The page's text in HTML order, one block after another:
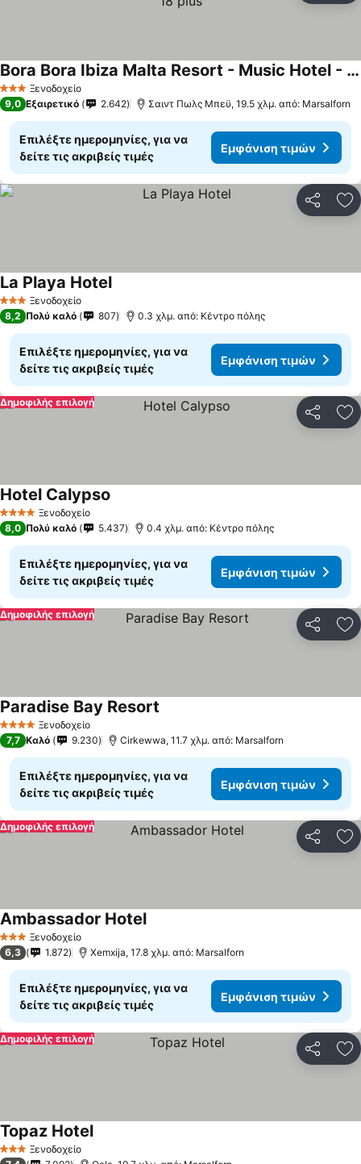
3 ΑστέριαΞενοδοχείο
Bora Bora Ibiza Malta Resort - Music Hotel - Adults Only 18 plus
Εμφάνιση τιμών
9,0 Εξαιρετικό 2.642 Σαιντ Πωλς Μπεϋ, 19.5 χλμ. από: Marsalforn
Επιλέξτε ημερομηνίες, για να
δείτε τις ακριβείς τιμές
Εμφάνιση τιμών
3 ΑστέριαΞενοδοχείο
La Playa HotelΕμφάνιση τιμών
8,2 Πολύ καλό 807 0.3 χλμ. από: Κέντρο πόλης
Επιλέξτε ημερομηνίες, για να
δείτε τις ακριβείς τιμές
Εμφάνιση τιμών
Δημοφιλής επιλογή
4 ΑστέριαΞενοδοχείο
Hotel Calypso
8,0 Πολύ καλό 5.437 0.4 χλμ. από: Κέντρο πόλης
Επιλέξτε ημερομηνίες, για να
δείτε τις ακριβείς τιμές
Εμφάνιση τιμών
Δημοφιλής επιλογή
4 ΑστέριαΞενοδοχείο
Paradise Bay Resort
7,7 Καλό 9.230 Cirkewwa, 11.7 χλμ. από: Marsalforn
Επιλέξτε ημερομηνίες, για να
δείτε τις ακριβείς τιμές
Εμφάνιση τιμών
Δημοφιλής επιλογή
3 ΑστέριαΞενοδοχείο
Ambassador HotelΕμφάνιση τιμών
6,3 1.872 Xemxija, 17.8 χλμ. από: Marsalforn
Επιλέξτε ημερομηνίες, για να
δείτε τις ακριβείς τιμές
Εμφάνιση τιμών
Δημοφιλής επιλογή
3 ΑστέριαΞενοδοχείο
Topaz HotelΕμφάνιση τιμών